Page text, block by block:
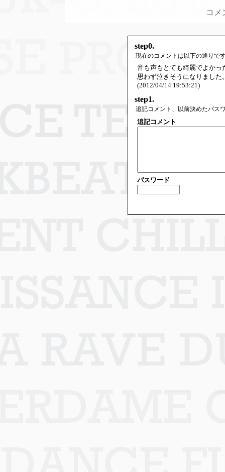
コメ
step0.
現在のコメントは以下の通りで
音も声もとても綺麗でよかっ
思わず泣きそうになりました
(2012/04/14 19:53:21)
step1.
追記コメント、以前決めたパス
追記コメント
パスワード